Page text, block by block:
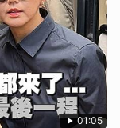
01:05